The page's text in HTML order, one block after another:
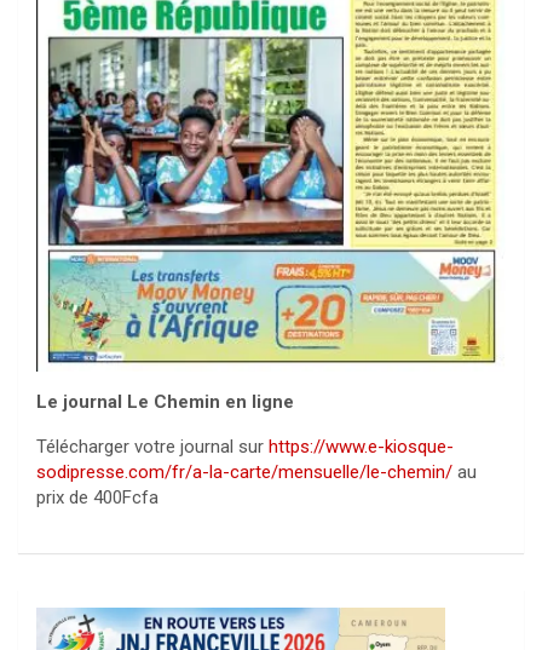
Le journal Le Chemin en ligne
Télécharger votre journal sur https://www.e-kiosque-
sodipresse.com/fr/a-la-carte/mensuelle/le-chemin/ au
prix de 400Fcfa